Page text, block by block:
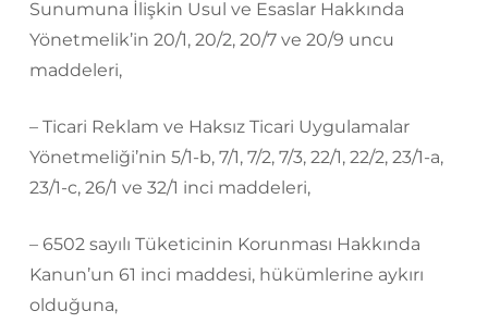
Sunumuna İlişkin Usul ve Esaslar Hakkında
Yönetmelik’in 20/1, 20/2, 20/7 ve 20/9 uncu
maddeleri,
– Ticari Reklam ve Haksız Ticari Uygulamalar
Yönetmeliği’nin 5/1-b, 7/1, 7/2, 7/3, 22/1, 22/2, 23/1-a,
23/1-c, 26/1 ve 32/1 inci maddeleri,
– 6502 sayılı Tüketicinin Korunması Hakkında
Kanun’un 61 inci maddesi, hükümlerine aykırı
olduğuna,